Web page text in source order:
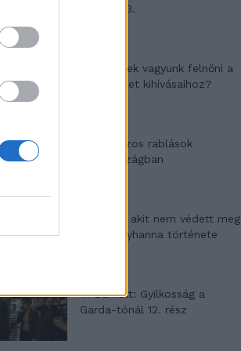
mítosza 3.
Képtelenek vagyunk felnőni a
felnőtt élet kihívásaihoz?
Altatógázos rablások
Olaszországban
A kislány, akit nem védett meg
senki – Lyhanna története
T. Barnett: Gyilkosság a
Garda-tónál 12. rész